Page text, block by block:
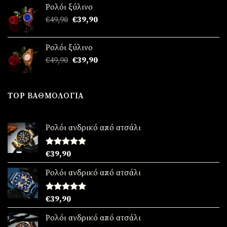
€49,90.
€39,90.
Ρολόι ξύλινο
€49,90 Original
was:
€49,90.
€39,90Η
τιμή
€39,90.
Ρολόι ξύλινο
€49,90 Original
€49,90.
€39,90Η
TOP ΒΑΘΜΟΛΟΓΊΑ
Ρολόι ανδρικό από ατσάλι
Βαθμολογήθηκε
με5.00
από 5
€39,90
Ρολόι ανδρικό από ατσάλι
Βαθμολογήθηκε
με5.00
από 5
€39,90
Ρολόι ανδρικό από ατσάλι